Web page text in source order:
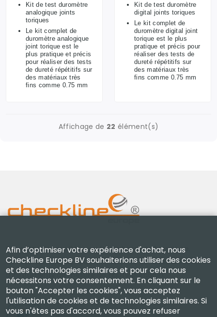
Kit de test duromètre
analogique joints
toriques
Le kit complet de
duromètre analogique
joint torique est le
plus pratique et précis
pour réaliser des tests
de dureté répétitifs sur
des matériaux très
fins comme 0.75 mm
Kit de test duromètre
digital joints toriques
Le kit complet de
duromètre digital joint
torique est le plus
pratique et précis pour
réaliser des tests de
dureté répétitifs sur
des matériaux très
fins comme 0.75 mm
Affichage de 22 élément(s)
Checkline Europe B.V. — spécialistes de la fourniture,
de l'étalonnage, de la certification et de la réparation
d'instruments de mesure de haute précision.
Afin d’optimiser votre expérience d'achat, nous
Checkline Europe BV souhaiterions utiliser des cookies
et des technologies similaires et pour cela nous
nécessitons votre consentement. En cliquant sur le
bouton "Accepter les cookies", vous acceptez
l'utilisation de cookies et de technologies similaires. Si
vous n'êtes pas d'accord, vous pouvez refuser